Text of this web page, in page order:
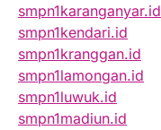
smpn1karanganyar.id
smpn1kendari.id
smpn1kranggan.id
smpn1lamongan.id
smpn1luwuk.id
smpn1madiun.id